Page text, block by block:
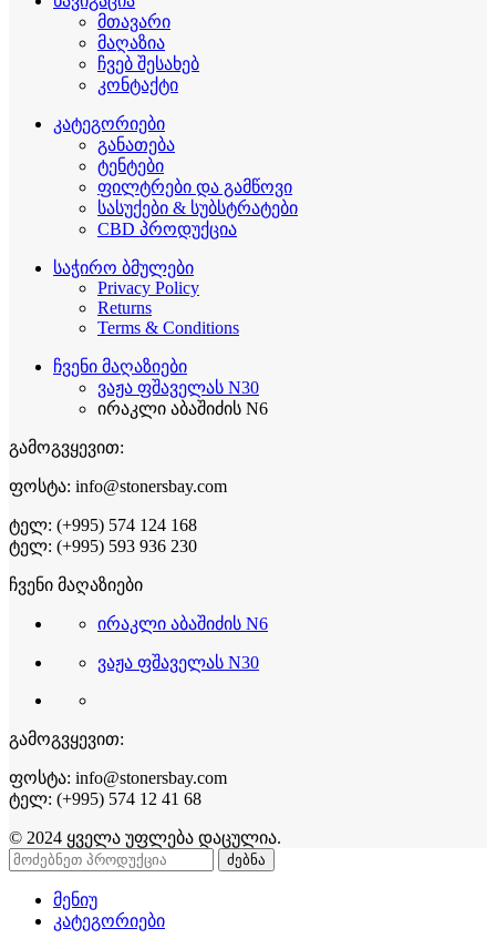
მთავარი
მაღაზია
ჩვებ შესახებ
კონტაქტი
კატეგორიები
განათება
ტენტები
ფილტრები და გამწოვი
სასუქები & სუბსტრატები
CBD პროდუქცია
საჭირო ბმულები
Privacy Policy
Returns
Terms & Conditions
ჩვენი მაღაზიები
ვაჟა ფშაველას N30
ირაკლი აბაშიძის N6
გამოგვყევით:
ფოსტა: info@stonersbay.com
ტელ: (+995) 574 124 168
ტელ: (+995) 593 936 230
ჩვენი მაღაზიები
ირაკლი აბაშიძის N6
ვაჟა ფშაველას N30
გამოგვყევით:
ფოსტა: info@stonersbay.com
ტელ: (+995) 574 12 41 68
© 2024 ყველა უფლება დაცულია.
ძებნა
მენიუ
კატეგორიები